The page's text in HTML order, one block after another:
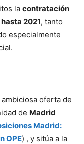
la contratación
2021, tanto
especialmente
oferta de
de Madrid
Madrid:
OPE) , y sitúa a la